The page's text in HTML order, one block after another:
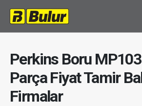
Perkins Boru
Parça Fiyat Tamir
Firmalar